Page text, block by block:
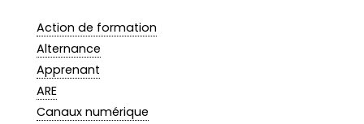
Action de formation
Alternance
Apprenant
ARE
Canaux numérique